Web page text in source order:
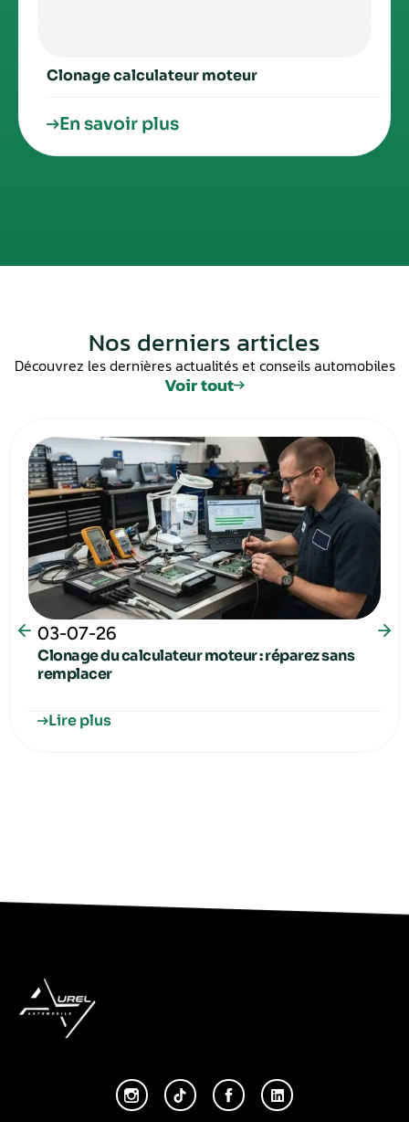
Clonage calculateur moteur
En savoir plus
Nos derniers articles
Découvrez les dernières actualités et conseils automobiles
Voir tout
03-07-26
Clonage du calculateur moteur : réparez sans
remplacer
Lire plus